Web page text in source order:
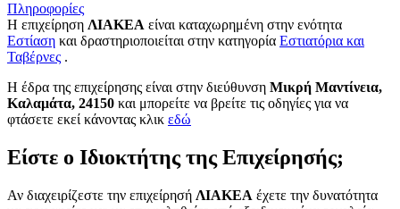
Πληροφορίες
Η επιχείρηση ΛΙΑΚΕΑ είναι καταχωρημένη στην ενότητα
Εστίαση και δραστηριοποιείται στην κατηγορία Εστιατόρια και
Ταβέρνες .
H έδρα της επιχείρησης είναι στην διεύθυνση Μικρή Μαντίνεια,
Καλαμάτα, 24150 και μπορείτε να βρείτε τις οδηγίες για να
φτάσετε εκεί κάνοντας κλικ εδώ
Είστε ο Ιδιοκτήτης της Επιχείρησής;
Αν διαχειρίζεστε την επιχείρησή ΛΙΑΚΕΑ έχετε την δυνατότητα